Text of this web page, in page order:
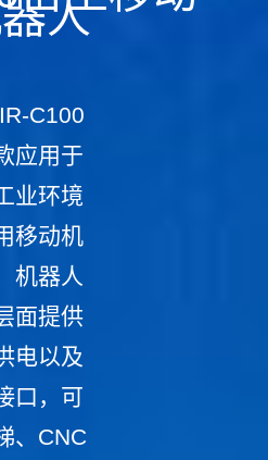
人
应用于
业环境
移动机
机器人
面提供
电以及
口，可
、CNC